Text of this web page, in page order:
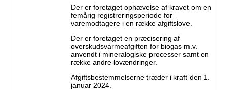
Der er foretaget ophævelse af kravet om en
femårig registreringsperiode for
varemodtagere i en række afgiftslove.
Der er foretaget en præcisering af
overskudsvarmeafgiften for biogas m.v.
anvendt i mineralogiske processer samt en
række andre lovændringer.
Afgiftsbestemmelserne træder i kraft den 1.
januar 2024.